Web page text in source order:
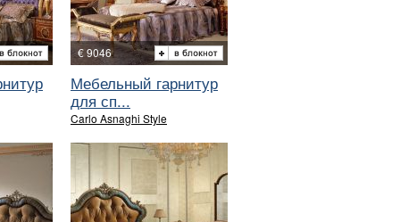
€ 9046
Мебельный гарнитур
для сп...
Carlo Asnaghi Style